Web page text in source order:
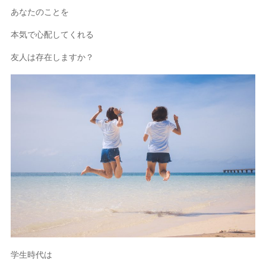
あなたのことを
本気で心配してくれる
友人は存在しますか？
学生時代は